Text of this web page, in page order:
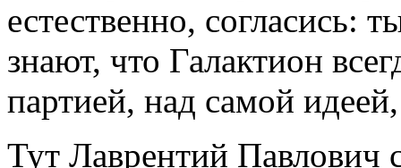
естественно, согласись:
знают, что Галактион
партией, над самой
Тут Лаврентий Павлович